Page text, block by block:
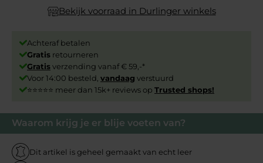
Waarom krijg je er blije voeten van?
Dit artikel is geheel gemaakt van echt leer
Bekijk voorraad in Durlinger winkels
Achteraf betalen
Gratis retourneren
Gratisverzending vanaf € 59,-*
Voor 14:00 besteld, vandaag verstuurd
⭐⭐⭐⭐⭐ meer dan 15k+ reviews op Trusted shops!